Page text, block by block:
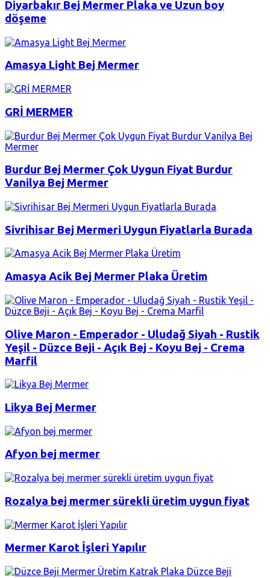
Diyarbakır Bej Mermer Plaka ve Uzun boy
döşeme
Amasya Light Bej Mermer
GRİ MERMER
Burdur Bej Mermer Çok Uygun Fiyat Burdur
Vanilya Bej Mermer
Sivrihisar Bej Mermeri Uygun Fiyatlarla Burada
Amasya Acik Bej Mermer Plaka Üretim
Olive Maron - Emperador - Uludağ Siyah - Rustik
Yeşil - Düzce Beji - Açık Bej - Koyu Bej - Crema
Marfil
Likya Bej Mermer
Afyon bej mermer
Rozalya bej mermer sürekli üretim uygun fiyat
Mermer Karot İşleri Yapılır